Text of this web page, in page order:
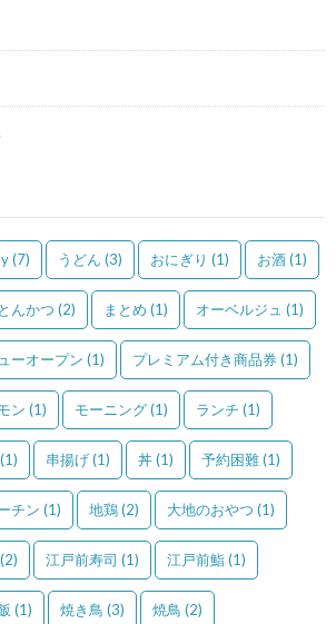
(7) うどん (3) おにぎり (1) お酒(1)
とんかつ (2) まとめ (1) オーベルジュ (1)
ーオープン (1) プレミアム付き商品券(1)
ン (1) モーニング(1) ランチ (1)
(1) 串揚げ(1) 丼(1) 予約困難(1)
チン (1) 地鶏(2) 大地のおやつ (1)
(2) 江戸前寿司 (1) 江戸前鮨(1)
(1) 焼き鳥 (3) 焼鳥 (2)